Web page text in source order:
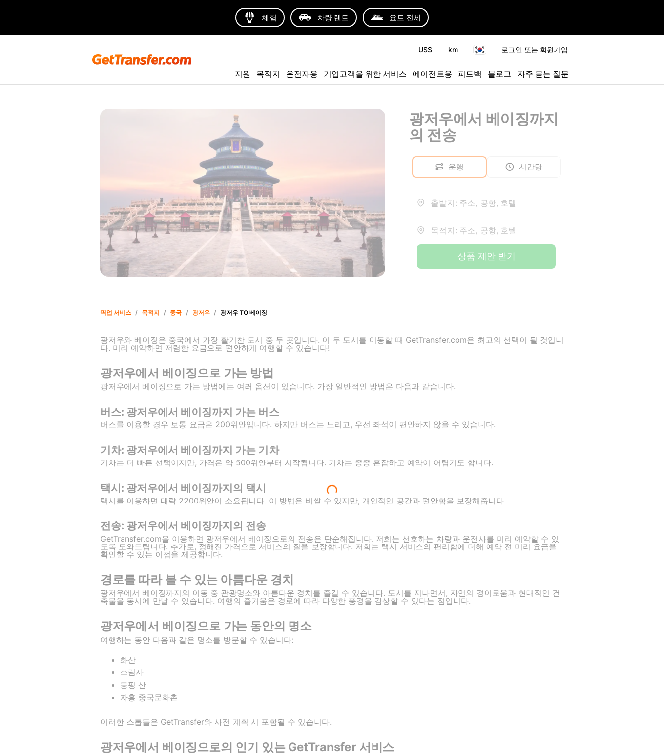
체험 차량 렌트 요트 전세
US$ km 로그인 또는 회원가입
지원 목적지 운전자용 기업고객을 위한 서비스 에이전트용 피드백 블로그 자주 묻는 질문
광저우에서 베이징까지
의 전송
운행 시간당
출발지: 주소, 공항, 호텔
목적지: 주소, 공항, 호텔
상품 제안 받기
픽업 서비스 / 목적지 / 중국 / 광저우 / 광저우 TO 베이징
광저우와 베이징은 중국에서 가장 활기찬 도시 중 두 곳입니다. 이 두 도시를 이동할 때 GetTransfer.com은 최고의 선택이 될 것입니
다. 미리 예약하면 저렴한 요금으로 편안하게 여행할 수 있습니다!
광저우에서 베이징으로 가는 방법
광저우에서 베이징으로 가는 방법에는 여러 옵션이 있습니다. 가장 일반적인 방법은 다음과 같습니다.
버스: 광저우에서 베이징까지 가는 버스
버스를 이용할 경우 보통 요금은 200위안입니다. 하지만 버스는 느리고, 우선 좌석이 편안하지 않을 수 있습니다.
기차: 광저우에서 베이징까지 가는 기차
기차는 더 빠른 선택이지만, 가격은 약 500위안부터 시작됩니다. 기차는 종종 혼잡하고 예약이 어렵기도 합니다.
택시: 광저우에서 베이징까지의 택시
택시를 이용하면 대략 2200위안이 소요됩니다. 이 방법은 비쌀 수 있지만, 개인적인 공간과 편안함을 보장해줍니다.
전송: 광저우에서 베이징까지의 전송
GetTransfer.com을 이용하면 광저우에서 베이징으로의 전송은 단순해집니다. 저희는 선호하는 차량과 운전사를 미리 예약할 수 있
도록 도와드립니다. 추가로, 정해진 가격으로 서비스의 질을 보장합니다. 저희는 택시 서비스의 편리함에 더해 예약 전 미리 요금을
확인할 수 있는 이점을 제공합니다.
경로를 따라 볼 수 있는 아름다운 경치
광저우에서 베이징까지의 이동 중 관광명소와 아름다운 경치를 즐길 수 있습니다. 도시를 지나면서, 자연의 경이로움과 현대적인 건
축물을 동시에 만날 수 있습니다. 여행의 즐거움은 경로에 따라 다양한 풍경을 감상할 수 있다는 점입니다.
광저우에서 베이징으로 가는 동안의 명소
여행하는 동안 다음과 같은 명소를 방문할 수 있습니다:
화산
소림사
둥핑 산
자홍 중국문화촌
이러한 스톱들은 GetTransfer와 사전 계획 시 포함될 수 있습니다.
광저우에서 베이징으로의 인기 있는 GetTransfer 서비스